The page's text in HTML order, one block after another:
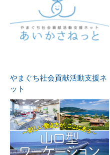
やまぐち社会貢献活動支援ネ
ット